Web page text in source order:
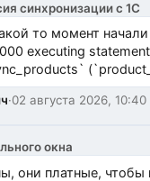
синхронизации с 1С
то момент начали
executing
...
·02 августа 2026, 10:40
окна
они платные, чтобы